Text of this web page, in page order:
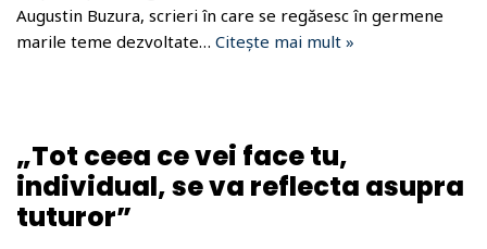
Augustin Buzura, scrieri în care se regăsesc în germene
marile teme dezvoltate… Citește mai mult »
„Tot ceea ce vei face tu,
individual, se va reflecta asupra
tuturor”